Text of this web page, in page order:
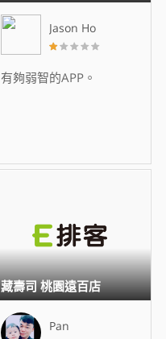
Jason Ho
有夠弱智的APP。
Pan
藏壽司 桃園遠百店